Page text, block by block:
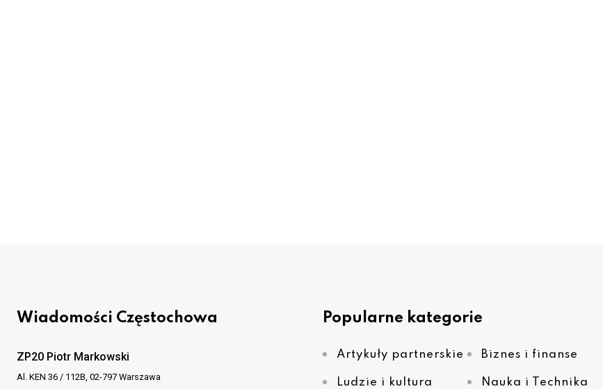
Wiadomości Częstochowa
ZP20 Piotr Markowski
Al. KEN 36 / 112B, 02-797 Warszawa
Popularne kategorie
Artykuły partnerskie Biznes i finanse
Ludzie i kultura Nauka i Technika